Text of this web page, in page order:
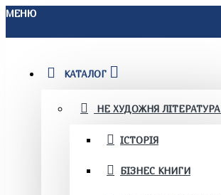
МЕНЮ
КАТАЛОГ
НЕ ХУДОЖНЯ ЛІТЕРАТУРА
ІСТОРІЯ
БІЗНЕС КНИГИ